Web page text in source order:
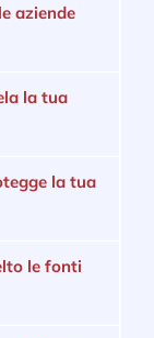
aziende
la tua
la tua
le fonti